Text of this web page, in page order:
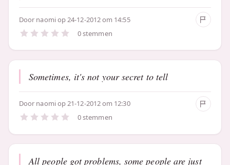
Door naomiop 24-12-2012 om 14:55
0 stemmen
Sometimes, it's not your secret to tell
Door naomiop 21-12-2012 om 12:30
0 stemmen
All people got problems, some people are just